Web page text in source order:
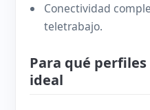
Conectividad
teletrabajo.
Para qué
ideal